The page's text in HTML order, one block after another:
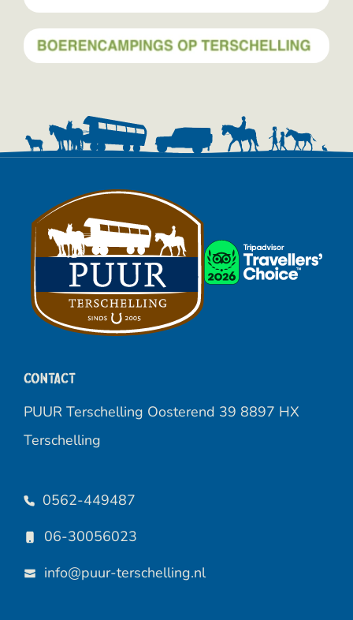
Contact
PUUR Terschelling Oosterend 39 8897 HX
Terschelling
0562-449487
06-30056023
info@puur-terschelling.nl